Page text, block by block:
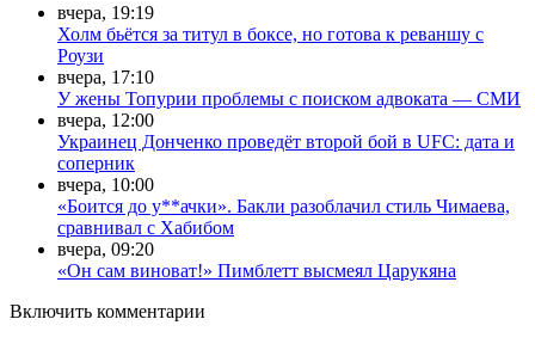
вчера, 19:19
Холм бьётся за титул в боксе, но готова к реваншу с
Роузи
вчера, 17:10
У жены Топурии проблемы с поиском адвоката — СМИ
вчера, 12:00
Украинец Донченко проведёт второй бой в UFC: дата и
соперник
вчера, 10:00
«Боится до у**ачки». Бакли разоблачил стиль Чимаева,
сравнивал с Хабибом
вчера, 09:20
«Он сам виноват!» Пимблетт высмеял Царукяна
Включить комментарии